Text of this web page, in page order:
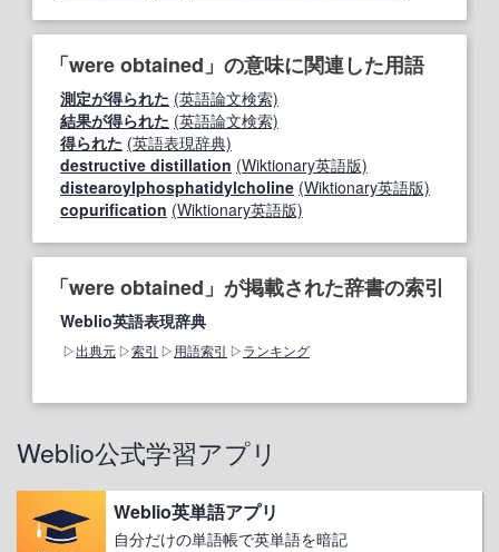
「were obtained」の意味に関連した用語
測定が得られた (英語論文検索)
結果が得られた (英語論文検索)
得られた (英語表現辞典)
destructive distillation (Wiktionary英語版)
distearoylphosphatidylcholine (Wiktionary英語版)
copurification (Wiktionary英語版)
「were obtained」が掲載された辞書の索引
Weblio英語表現辞典
出典元 索引 用語索引 ランキング
Weblio公式学習アプリ
Weblio英単語アプリ
自分だけの単語帳で英単語を暗記